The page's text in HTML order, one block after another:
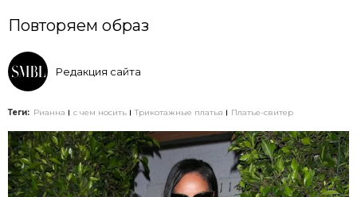
Повторяем образ
Редакция сайта
Теги: Рианна с чем носить Трикотажные платья Платье-свитер